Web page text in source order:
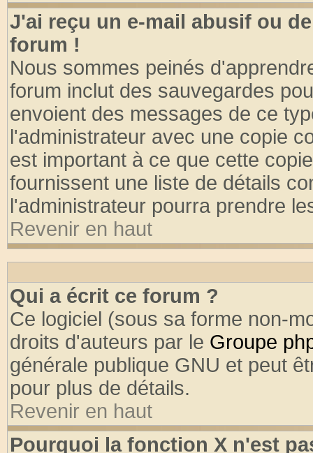
J'ai reçu un e-mail abusif ou
forum !
Nous sommes peinés
forum inclut des sauvegardes
envoient des messages de ce
l'administrateur avec une copie
est important à ce que cette
fournissent une liste de détails
l'administrateur pourra prendre
Revenir en haut
Qui a écrit ce forum ?
Ce logiciel (sous sa forme non-
droits d'auteurs par le Groupe
générale publique GNU et peut
pour plus de détails.
Revenir en haut
Pourquoi la fonction X n'est